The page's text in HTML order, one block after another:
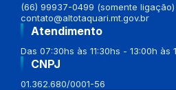
(66) 99937-0499 (somente ligação)
contato@altotaquari.mt.gov.br
Atendimento
Das 07:30hs às 11:30hs - 13:00h às
CNPJ
01.362.680/0001-56